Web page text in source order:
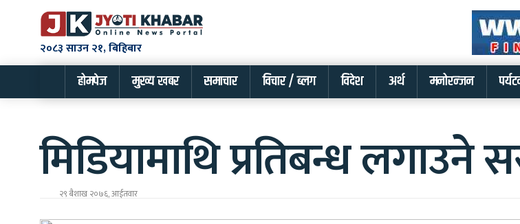
२०८३ साउन २१, बिहिबार
होमपेज मुख्य खबर समाचार विचार / ब्लग विदेश अर्थ मनोरन्जन
मिडियामाथि प्रतिबन्ध लगाउने
२९ बैशाख २०७६, आईतवार